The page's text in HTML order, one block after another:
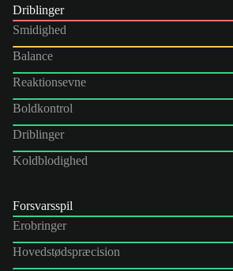
Driblinger
Smidighed
Balance
Reaktionsevne
Boldkontrol
Driblinger
Koldblodighed
Forsvarsspil
Erobringer
Hovedstødspræcision